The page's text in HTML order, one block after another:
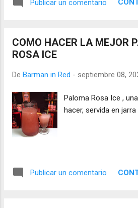
Publicar un comentario
COMO HACER LA MEJOR
ROSA ICE
De Barman in Red - septiembre 08,
Paloma Rosa Ice ,
hacer, servida en
Publicar un comentario